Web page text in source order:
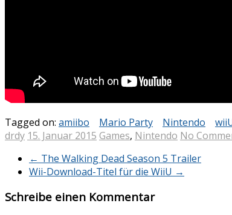
Tagged on: amiibo Mario Party Nintendo
drdy 15. Januar 2015 Games, Nintendo No
← The Walking Dead Season 5 Trailer
Wii-Download-Titel für die WiiU →
Schreibe einen Kommentar